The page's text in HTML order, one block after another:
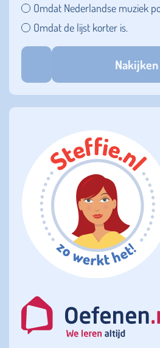
Omdat Nederlandse muziek
Omdat de lijst korter is.
Nakijken